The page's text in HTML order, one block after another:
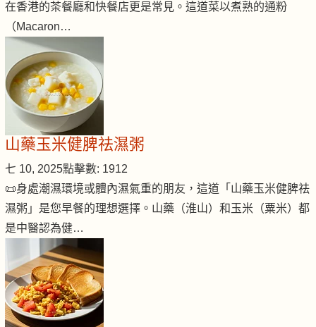
在香港的茶餐廳和快餐店更是常見。這道菜以煮熟的通粉
（Macaron…
山藥玉米健脾祛濕粥
七 10, 2025點擊數: 1912
📜身處潮濕環境或體內濕氣重的朋友，這道「山藥玉米健脾祛
濕粥」是您早餐的理想選擇。山藥（淮山）和玉米（粟米）都
是中醫認為健…